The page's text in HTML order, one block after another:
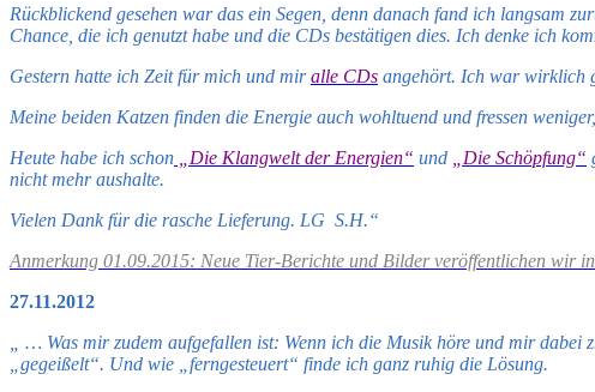
Rückblickend gesehen war das ein Segen, denn danach fand ich langsam
Chance, die ich genutzt habe und die CDs bestätigen dies. Ich denke ich
Gestern hatte ich Zeit für mich und miralle CDs angehört. Ich war wirklich
Meine beiden Katzen finden die Energie auch wohltuend und fressen
Heute habe ich schon „Die Klangwelt der Energien“ und „Die Schöpfung“
nicht mehr aushalte.
Vielen Dank für die rasche Lieferung. LG S.H.“
Anmerkung 01.09.2015: Neue Tier-Berichte und Bilder veröffentlichen
27.11.2012
„ … Was mir zudem aufgefallen ist: Wenn ich die Musik höre und mir
„gegeißelt“. Und wie „ferngesteuert“ finde ich ganz ruhig die Lösung.